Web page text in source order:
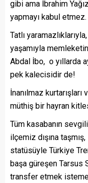
gibi ama İbrahim
yapmayı kabul etmez.
Tatlı
yaşamıyla
Abdal İbo, o yıllarda
pek kalecisidir de!
İnanılmaz
müthiş bir hayran
Tüm kasabanın
ilçemiz dışına
statüsüyle Türkiye
başa güreşen Tarsus
transfer etmek